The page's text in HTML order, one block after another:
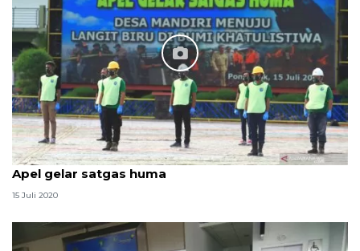
Apel gelar satgas huma
15 Juli 2020